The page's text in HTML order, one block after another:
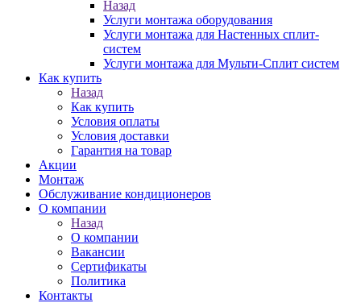
Назад
Услуги монтажа оборудования
Услуги монтажа для Настенных сплит-
систем
Услуги монтажа для Мульти-Сплит систем
Как купить
Назад
Как купить
Условия оплаты
Условия доставки
Гарантия на товар
Акции
Монтаж
Обслуживание кондиционеров
О компании
Назад
О компании
Вакансии
Сертификаты
Политика
Контакты